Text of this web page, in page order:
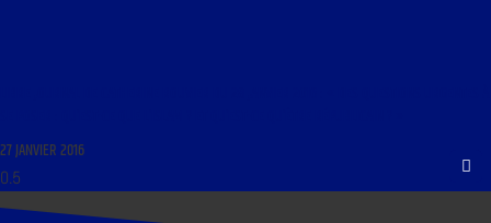
27 JANVIER 2016